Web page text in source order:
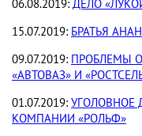
06.08.2019: ДЕЛО
15.07.2019: БРАТЬЯ
09.07.2019: ПРОБЛЕМЫ
«АВТОВАЗ» И
01.07.2019: УГОЛОВНОЕ
КОМПАНИИ «РОЛЬФ»